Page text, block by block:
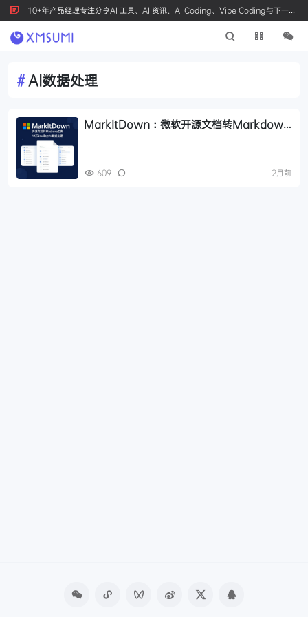
10+年产品经理专注分享AI 工具、AI 资讯、AI Coding、Vibe Coding与下一代
产品创新，按 Ctrl+D 收藏我们
#AI数据处理
MarkItDown：微软开源文档转Markdown
609 2月前